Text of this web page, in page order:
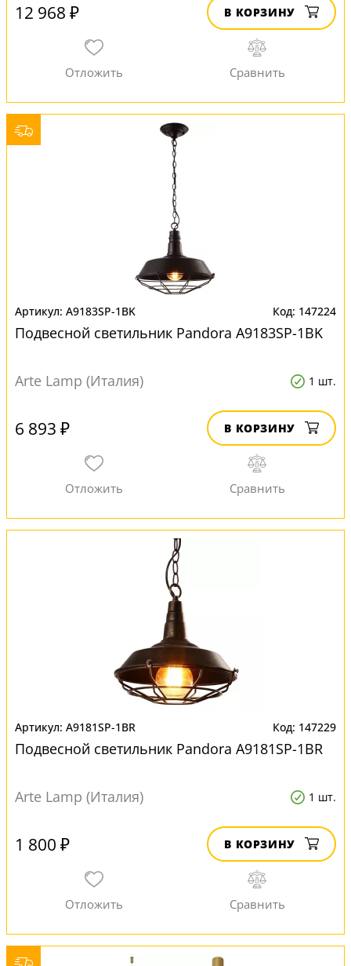
12 968 ₽ В КОРЗИНУ
A9183SP-1BK 147224
Подвесной светильник Pandora A9183SP-1BK
Arte Lamp (Италия) 1 шт.
6 893 ₽ В КОРЗИНУ
A9181SP-1BR 147229
Подвесной светильник Pandora A9181SP-1BR
Arte Lamp (Италия) 1 шт.
1 800 ₽ В КОРЗИНУ